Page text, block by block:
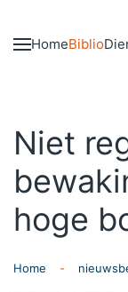
Skip to main
HomeBiblio
Niet
hoge
Home